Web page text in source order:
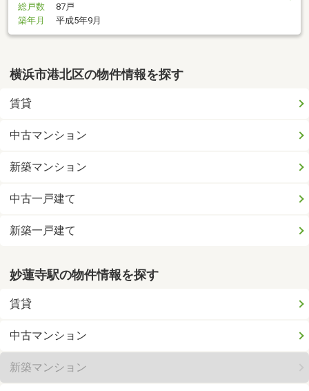
総戸数
87戸
築年月
平成5年9月
横浜市港北区の物件情報を探す
賃貸
中古マンション
新築マンション
中古一戸建て
新築一戸建て
妙蓮寺駅の物件情報を探す
賃貸
中古マンション
新築マンション